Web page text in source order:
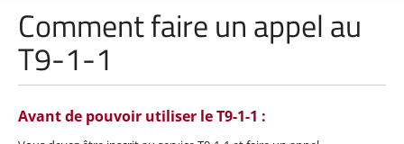
Comment faire un appel au
T9-1-1
Avant de pouvoir utiliser le T9-1-1 :